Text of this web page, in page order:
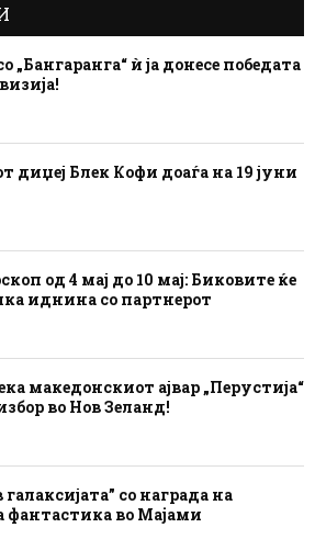
„Бангаранга“ ѝ ја донесе победата
диџеј Блек Кофи доаѓа на 19 јуни
од 4 мај до 10 мај: Биковите ќе
иднина со партнерот
македонскиот ајвар „Перустија“
во Нов Зеланд!
со награда на
фантастика во Мајами